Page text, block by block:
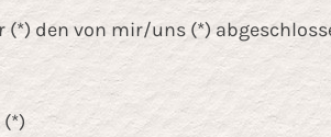
den von mir/uns (*)